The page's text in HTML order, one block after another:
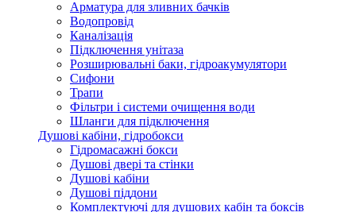
Арматура для зливних бачків
Водопровід
Каналізація
Підключення унітаза
Розширювальні баки, гідроакумулятори
Сифони
Трапи
Фільтри і системи очищення води
Шланги для підключення
Душові кабіни, гідробокси
Гідромасажні бокси
Душові двері та стінки
Душові кабіни
Душові піддони
Комплектуючі для душових кабін та боксів